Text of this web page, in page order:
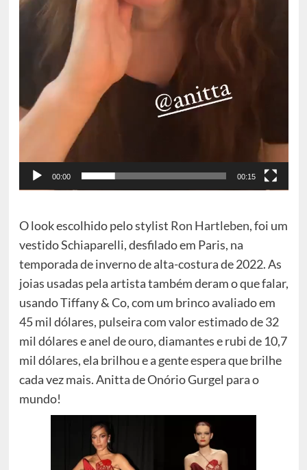
00:00 00:15
O look escolhido pelo stylist Ron Hartleben, foi um
vestido Schiaparelli, desfilado em Paris, na
temporada de inverno de alta-costura de 2022. As
joias usadas pela artista também deram o que falar,
usando Tiffany & Co, com um brinco avaliado em
45 mil dólares, pulseira com valor estimado de 32
mil dólares e anel de ouro, diamantes e rubi de 10,7
mil dólares, ela brilhou e a gente espera que brilhe
cada vez mais. Anitta de Onório Gurgel para o
mundo!